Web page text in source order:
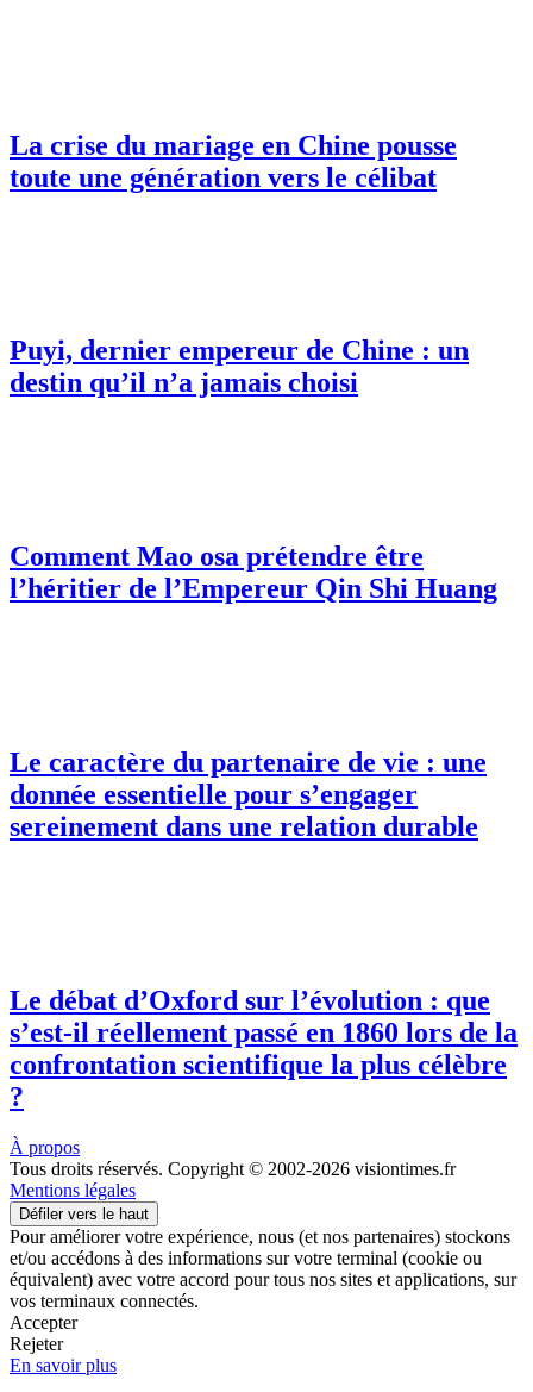
La crise du mariage en Chine pousse
toute une génération vers le célibat
Puyi, dernier empereur de Chine : un
destin qu’il n’a jamais choisi
Comment Mao osa prétendre être
l’héritier de l’Empereur Qin Shi Huang
Le caractère du partenaire de vie : une
donnée essentielle pour s’engager
sereinement dans une relation durable
Le débat d’Oxford sur l’évolution : que
s’est-il réellement passé en 1860 lors de la
confrontation scientifique la plus célèbre
?
À propos
Tous droits réservés. Copyright © 2002-2026 visiontimes.fr
Mentions légales
Défiler vers le haut
Pour améliorer votre expérience, nous (et nos partenaires) stockons
et/ou accédons à des informations sur votre terminal (cookie ou
équivalent) avec votre accord pour tous nos sites et applications, sur
vos terminaux connectés.
Accepter
Rejeter
En savoir plus